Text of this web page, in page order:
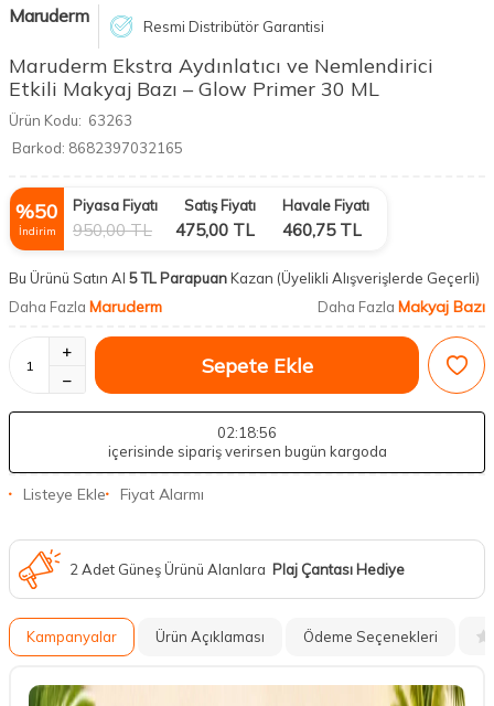
Maruderm Resmi Distribütör Garantisi
Maruderm Ekstra Aydınlatıcı ve Nemlendirici
Etkili Makyaj Bazı – Glow Primer 30 ML
Ürün Kodu: 63263
Barkod: 8682397032165
%50
İndirim
Piyasa Fiyatı
950,00TL
Satış Fiyatı
475,00 TL
Havale Fiyatı
460,75TL
Bu Ürünü Satın Al 5 TL ParapuanKazan (Üyelikli Alışverişlerde Geçerli)
Daha Fazla Maruderm Daha Fazla Makyaj Bazı
Sepete Ekle
02:18:55
içerisinde sipariş verirsen bugün kargoda
Listeye Ekle Fiyat Alarmı
2 Adet Güneş Ürünü Alanlara Plaj Çantası Hediye
Kampanyalar Ürün Açıklaması Ödeme Seçenekleri